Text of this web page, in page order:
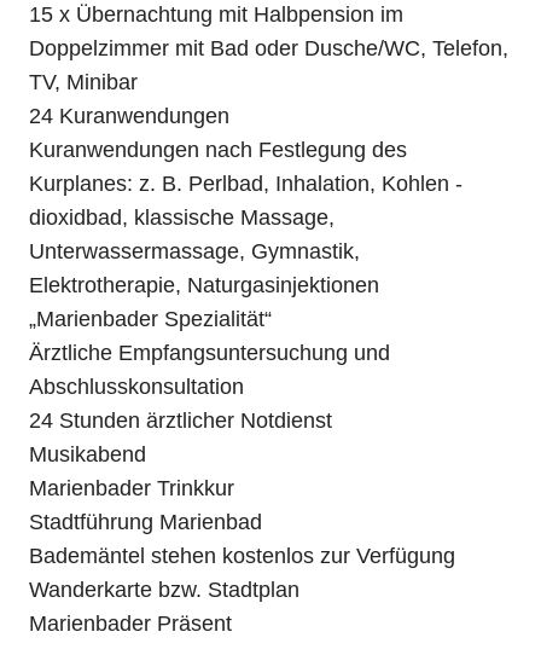
15 x Übernachtung mit Halbpension im
Doppelzimmer mit Bad oder Dusche/WC, Telefon,
TV, Minibar
24 Kuranwendungen
Kuranwendungen nach Festlegung des
Kurplanes: z. B. Perlbad, Inhalation, Kohlen -
dioxidbad, klassische Massage,
Unterwassermassage, Gymnastik,
Elektrotherapie, Naturgasinjektionen
„Marienbader Spezialität“
Ärztliche Empfangsuntersuchung und
Abschlusskonsultation
24 Stunden ärztlicher Notdienst
Musikabend
Marienbader Trinkkur
Stadtführung Marienbad
Bademäntel stehen kostenlos zur Verfügung
Wanderkarte bzw. Stadtplan
Marienbader Präsent